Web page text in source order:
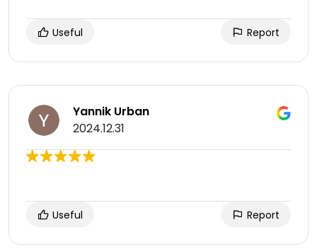
Useful Report
Yannik Urban
2024.12.31
Useful Report